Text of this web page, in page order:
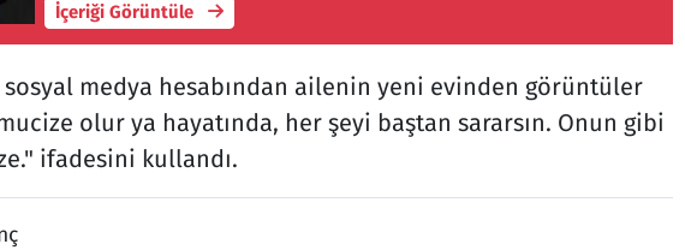
İçeriği Görüntüle
sosyal medya hesabından ailenin yeni evinden görüntüler
olur ya hayatında, her şeyi baştan sararsın. Onun gibi
ifadesini kullandı.